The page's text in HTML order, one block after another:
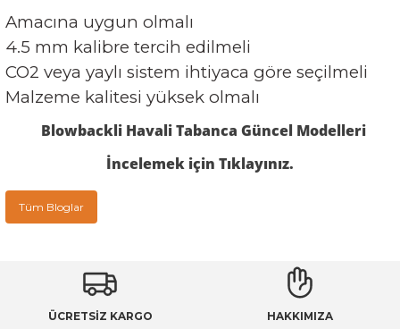
Amacına uygun olmalı
4.5 mm kalibre tercih edilmeli
CO2 veya yaylı sistem ihtiyaca göre seçilmeli
Malzeme kalitesi yüksek olmalı
Blowbackli Havali Tabanca Güncel Modelleri
İncelemek için Tıklayınız.
Tüm Bloglar
ÜCRETSİZ KARGO HAKKIMIZA